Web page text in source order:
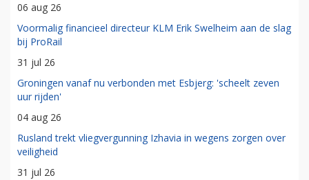
06 aug 26
Voormalig financieel directeur KLM Erik Swelheim aan de slag
bij ProRail
31 jul 26
Groningen vanaf nu verbonden met Esbjerg: 'scheelt zeven
uur rijden'
04 aug 26
Rusland trekt vliegvergunning Izhavia in wegens zorgen over
veiligheid
31 jul 26